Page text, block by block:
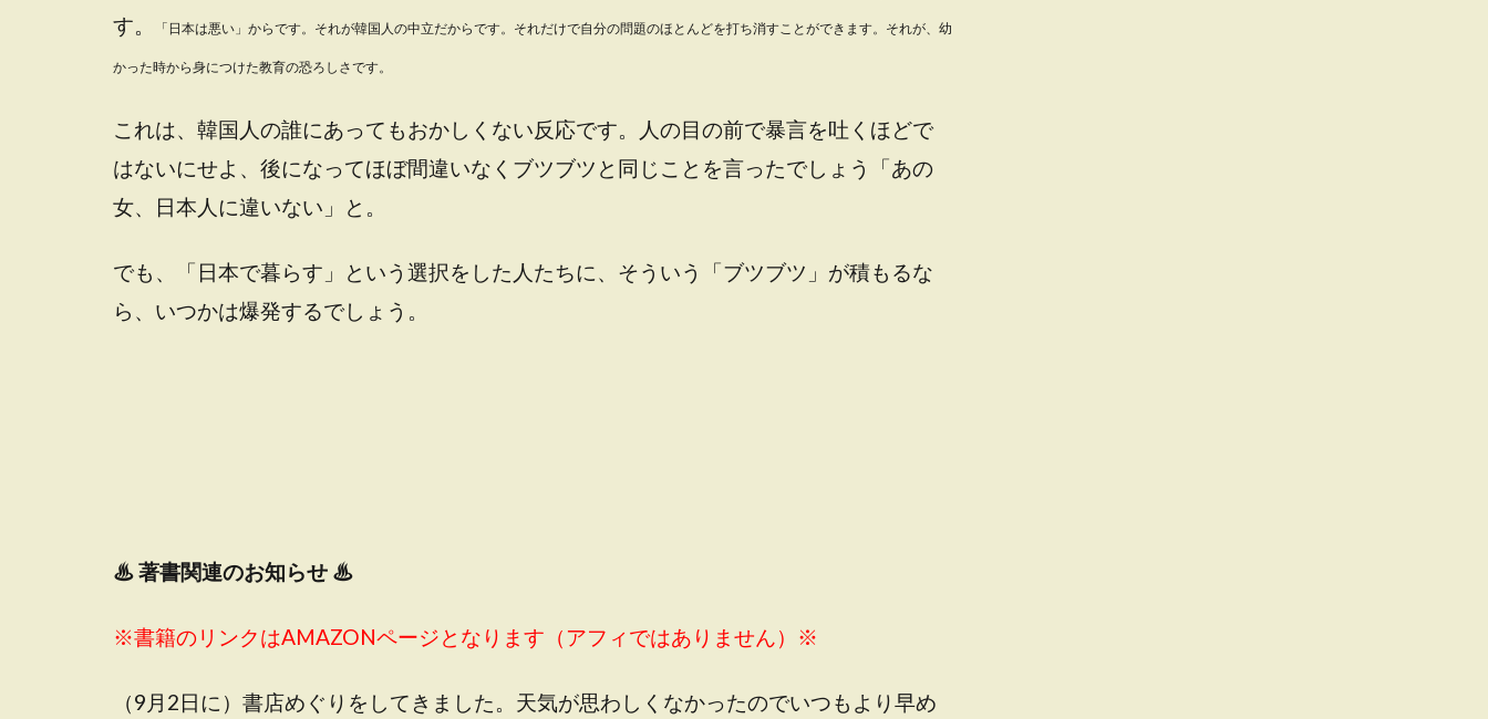
す。
「日本は悪い」からです。それが韓国人の中立だからです。それだけで自分の問題のほとんどを打ち消すことができます。 それが、幼
かった時から身につけた教育の恐ろしさです。
これは、韓国人の誰にあってもおかしくない反応です。人の目の前で暴言を吐くほどで
はないにせよ、後になってほぼ間違いなくブツブツと同じことを言ったでしょう「あの
女、日本人に違いない」と。
でも、「日本で暮らす」という選択をした人たちに、そういう「ブツブツ」が積もるな
ら、いつかは爆発するでしょう。
♨著書関連のお知らせ ♨
※書籍のリンクはAMAZONページとなります（アフィではありません）※
（9月2日に）書店めぐりをしてきました。天気が思わしくなかったのでいつもより早め